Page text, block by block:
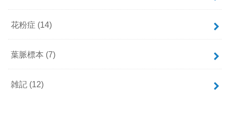
花粉症 (14)
葉脈標本 (7)
雑記 (12)